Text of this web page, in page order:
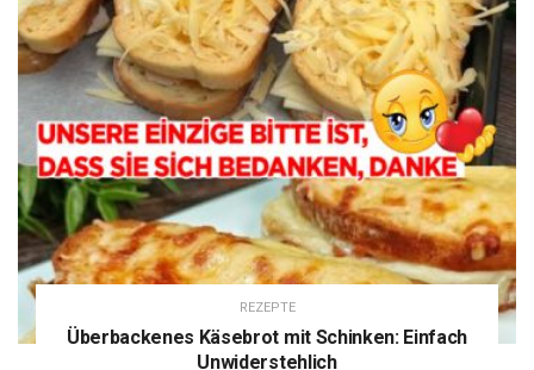
REZEPTE
Überbackenes Käsebrot mit Schinken: Einfach
Unwiderstehlich